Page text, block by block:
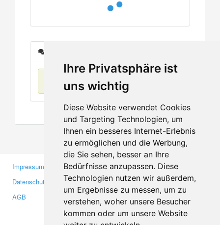
Ihre Privatsphäre ist
uns wichtig
Diese Website verwendet Cookies
und Targeting Technologien, um
Ihnen ein besseres Internet-Erlebnis
zu ermöglichen und die Werbung,
die Sie sehen, besser an Ihre
Bedürfnisse anzupassen. Diese
Technologien nutzen wir außerdem,
um Ergebnisse zu messen, um zu
verstehen, woher unsere Besucher
kommen oder um unsere Website
Keine Einträge
Impressum
Datenschutzerklärung
AGB
Gewerbetreibende
Investoren
Medien